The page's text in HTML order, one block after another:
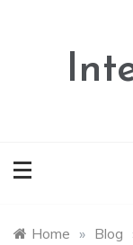
Home » Blog